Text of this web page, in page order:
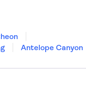
Antelope Canyon